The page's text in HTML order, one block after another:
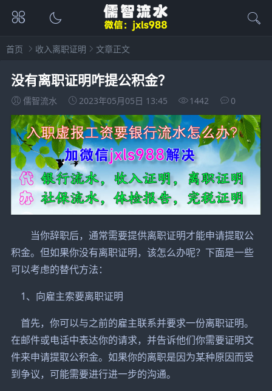
首页 收入离职证明 文章正文
没有离职证明咋提公积金？
儒智流水 2023年05月05日 13:45 1442 0
当你辞职后，通常需要提供离职证明才能申请提取公
积金。但如果你没有离职证明，该怎么办呢？下面是一些
可以考虑的替代方法：
1、向雇主索要离职证明
首先，你可以与之前的雇主联系并要求一份离职证明。
在邮件或电话中表达你的请求，并告诉他们你需要证明文
件来申请提取公积金。如果你的离职是因为某种原因而受
到争议，可能需要进行进一步的沟通。